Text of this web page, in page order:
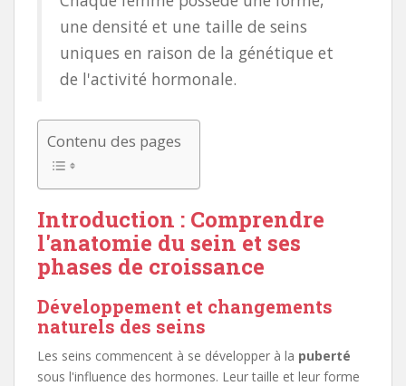
une densité et une taille de seins
uniques en raison de la génétique et
de l'activité hormonale.
Contenu des pages
Introduction : Comprendre
l'anatomie du sein et ses
phases de croissance
Développement et changements
naturels des seins
Les seins commencent à se développer à la puberté
sous l'influence des hormones. Leur taille et leur forme